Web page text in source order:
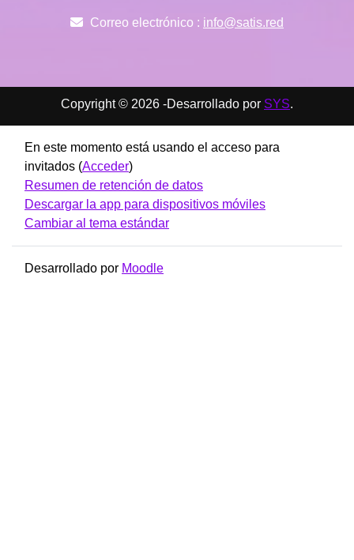
Correo electrónico : info@satis.red
Copyright © 2026 -Desarrollado por SYS.
En este momento está usando el acceso para
invitados (Acceder)
Resumen de retención de datos
Descargar la app para dispositivos móviles
Cambiar al tema estándar
Desarrollado por Moodle